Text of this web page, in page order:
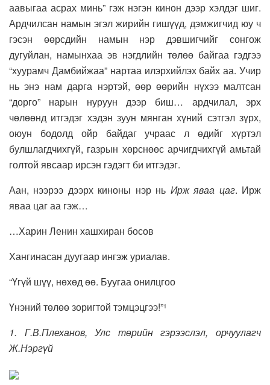
аавыгаа асрах минь” гэж нэгэн кинон дээр хэлдэг шиг.
Ардчилсан намын эгэл жирийн гишүүд, дэмжигчид юу ч
гэсэн өөрсдийн намын нэр дэвшигчийг сонгож
дугуйлан, намынхаа эв нэгдлийн төлөө байгаа гэдгээ
“хуурамч Дамбийжаа” нартаа илэрхийлэх байх аа. Учир
нь энэ нам дарга нэртэй, өөр өөрийн нүхээ малтсан
“дорго” нарын нуруун дээр биш… ардчилал, эрх
чөлөөнд итгэдэг хэдэн зуун мянган хүний сэтгэл зүрх,
оюун бодолд ойр байдаг учраас л өдийг хүртэл
булшлагдчихгүй, газрын хөрснөөс арчигдчихгүй амьтай
голтой явсаар ирсэн гэдэгт би итгэдэг.
Аан, нээрээ дээрх киноны нэр нь Ирж яваа цаг. Ирж
яваа цаг аа гэж…
…Харин Ленин хашхиран босов
Хангинасан дуугаар ингэж уриалав.
“Үгүй шүү, нөхөд өө. Буугаа онилцгоо
Үнэний төлөө зоригтой тэмцэцгээ!”1
1. Г.В.Плеханов, Улс төрийн гэрээслэл, орчуулагч
Ж.Нэргүй